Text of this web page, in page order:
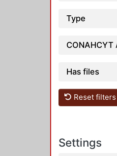
Type
CONAHCYT
Has files
Reset filters
Settings